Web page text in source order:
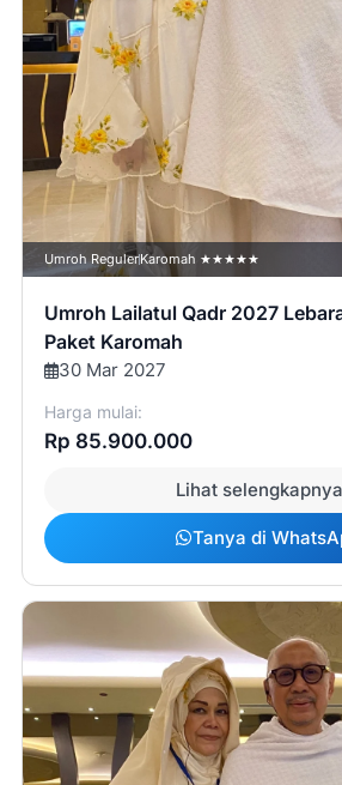
Umroh RegulerKaromah ★★★★★
Umroh Lailatul Qadr 2027
Paket Karomah
30 Mar 2027
Harga mulai:
Rp 85.900.000
Lihat selengkapnya
Tanya di